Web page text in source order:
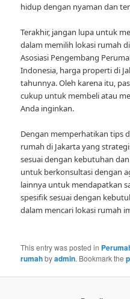
hidup dengan nyaman dan
Terakhir, jangan lupa untuk
dalam memilih lokasi rumah
Asosiasi Pengembang
Indonesia, harga properti di
tahunnya. Oleh karena itu,
cukup untuk membeli atau
Anda inginkan.
Dengan memperhatikan tips
rumah di Jakarta yang
sesuai dengan kebutuhan
untuk berkonsultasi dengan
lainnya untuk mendapatkan
spesifik sesuai dengan
dalam mencari lokasi rumah
This entry was posted in
rumahbyadmin. Bookmark the